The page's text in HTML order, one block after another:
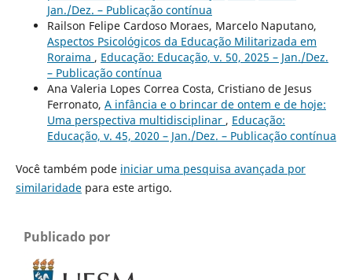
Jan./Dez. – Publicação contínua
Railson Felipe Cardoso Moraes, Marcelo Naputano,
Aspectos Psicológicos da Educação Militarizada em
Roraima , Educação: Educação, v. 50, 2025 – Jan./Dez.
– Publicação contínua
Ana Valeria Lopes Correa Costa, Cristiano de Jesus
Ferronato, A infância e o brincar de ontem e de hoje:
Uma perspectiva multidisciplinar , Educação:
Educação, v. 45, 2020 – Jan./Dez. – Publicação contínua
Você também pode iniciar uma pesquisa avançada por
similaridadepara este artigo.
Publicado por